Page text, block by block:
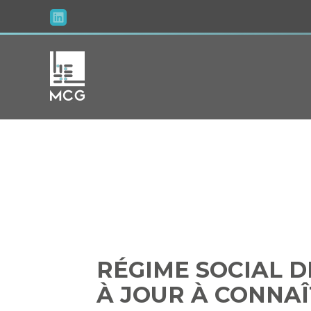
au
RÉGIME SOCIAL
À JOUR À